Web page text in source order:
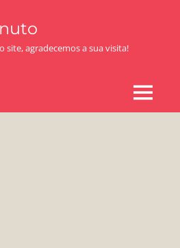
site, agradecemos a sua visita!
MENU